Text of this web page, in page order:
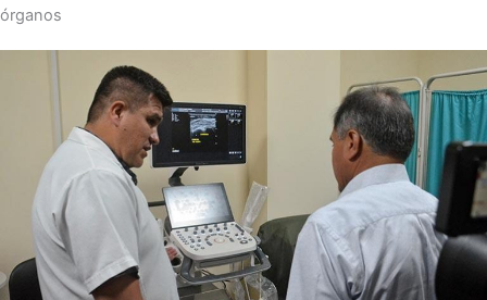
órganos